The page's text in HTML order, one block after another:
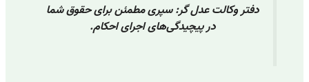
دفتر وکالت عدل گر: سپری مطمئن برای حقوق شما
در پیچیدگی‌های اجرای احکام.